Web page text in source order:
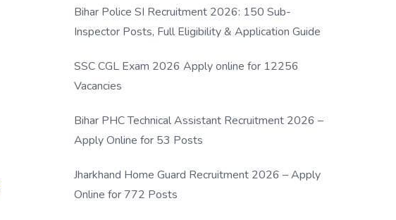
Bihar Police SI Recruitment 2026: 150 Sub-
Inspector Posts, Full Eligibility & Application Guide
SSC CGL Exam 2026 Apply online for 12256
Vacancies
Bihar PHC Technical Assistant Recruitment 2026 –
Apply Online for 53 Posts
Jharkhand Home Guard Recruitment 2026 – Apply
Online for 772 Posts